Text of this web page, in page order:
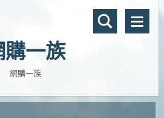
購一族
網購一族